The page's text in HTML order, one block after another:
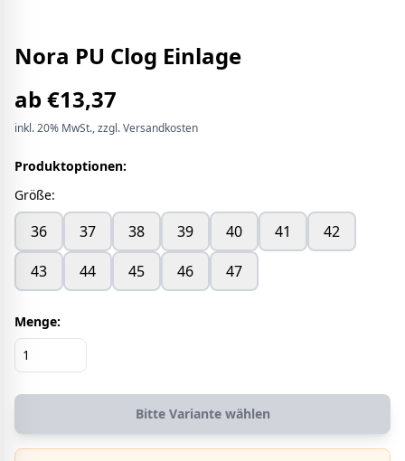
Nora PU Clog Einlage
ab€13,37
inkl.20% MwSt., zzgl. Versandkosten
Produktoptionen:
Größe:
36 37 38 39 40 41
42
43
44 45 46 47
Menge:
Bitte Variante wählen